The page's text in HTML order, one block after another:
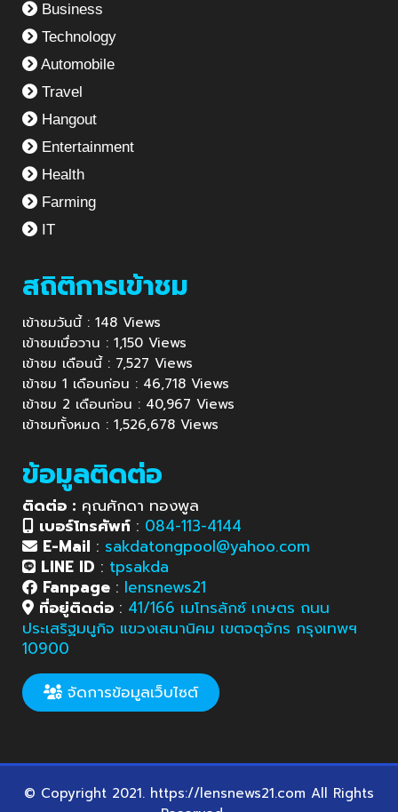
Business
Technology
Automobile
Travel
Hangout
Entertainment
Health
Farming
IT
สถิติการเข้าชม
เข้าชมวันนี้ : 148 Views
เข้าชมเมื่อวาน : 1,150 Views
เข้าชม เดือนนี้ : 7,527 Views
เข้าชม 1 เดือนก่อน : 46,718 Views
เข้าชม 2 เดือนก่อน : 40,967 Views
เข้าชมทั้งหมด : 1,526,678 Views
ข้อมูลติดต่อ
ติดต่อ : คุณศักดา ทองพูล
เบอร์โทรศัพท์ : 084-113-4144
E-Mail : sakdatongpool@yahoo.com
LINE ID : tpsakda
Fanpage : lensnews21
ที่อยู่ติดต่อ : 41/166 เมโทรลักซ์ เกษตร ถนน
ประเสริฐมนูกิจ แขวงเสนานิคม เขตจตุจักร กรุงเทพฯ
10900
จัดการข้อมูลเว็บไซต์
© Copyright 2021. https://lensnews21.com All Rights